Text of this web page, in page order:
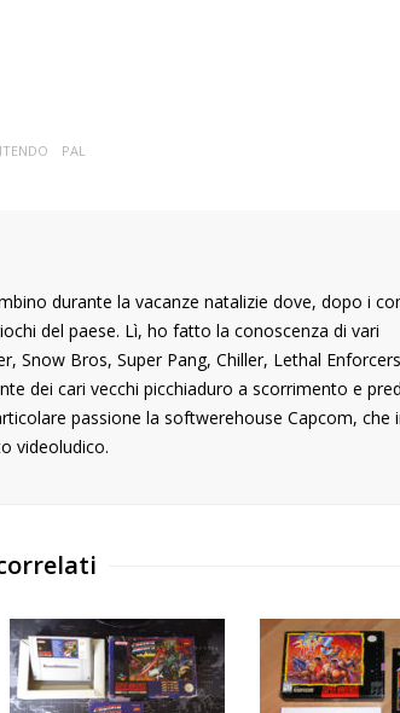
PAL
durante la vacanze natalizie dove, dopo i
del paese. Lì, ho fatto la conoscenza di vari
Snow Bros, Super Pang, Chiller, Lethal
dei cari vecchi picchiaduro a scorrimento e
passione la softwerehouse Capcom, che
videoludico.